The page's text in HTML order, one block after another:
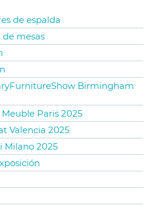
de espalda
de mesas
Birmingham
Paris 2025
Valencia 2025
Milano 2025